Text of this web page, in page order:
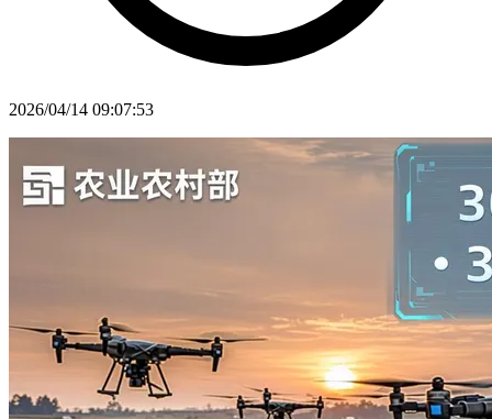
2026/04/14 09:07:53